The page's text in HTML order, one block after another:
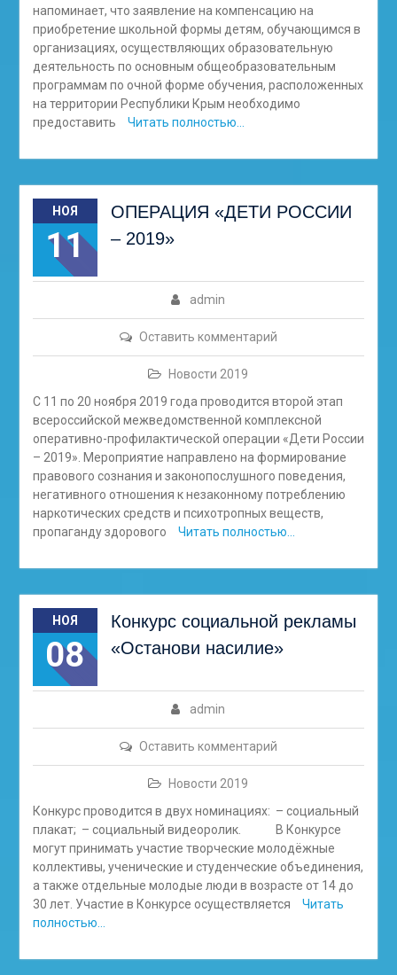
напоминает, что заявление на компенсацию на
приобретение школьной формы детям, обучающимся в
организациях, осуществляющих образовательную
деятельность по основным общеобразовательным
программам по очной форме обучения, расположенных
на территории Республики Крым необходимо
предоставить
Читать полностью…
НОЯ
11
ОПЕРАЦИЯ «ДЕТИ РОССИИ
– 2019»
admin
Оставить комментарий
Новости 2019
С 11 по 20 ноября 2019 года проводится второй этап
всероссийской межведомственной комплексной
оперативно-профилактической операции «Дети России
– 2019». Мероприятие направлено на формирование
правового сознания и законопослушного поведения,
негативного отношения к незаконному потреблению
наркотических средств и психотропных веществ,
пропаганду здорового
Читать полностью…
НОЯ
08
Конкурс социальной рекламы
«Останови насилие»
admin
Оставить комментарий
Новости 2019
Конкурс проводится в двух номинациях: – социальный
плакат; – социальный видеоролик. В Конкурсе
могут принимать участие творческие молодёжные
коллективы, ученические и студенческие объединения,
а также отдельные молодые люди в возрасте от 14 до
30 лет. Участие в Конкурсе осуществляется
Читать
полностью…